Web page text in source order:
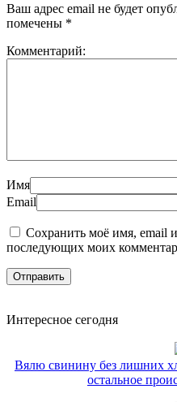
Ваш адрес email не будет
помечены *
Комментарий:
Имя
Email
Сохранить моё имя, email и
последующих моих
Интересное сегодня
Вялю свинину без лишних
остальное